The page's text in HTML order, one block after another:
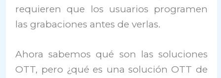
requieren que los usuarios programen
las grabaciones antes de verlas.
Ahora sabemos qué son las soluciones
OTT, pero ¿qué es una solución OTT de